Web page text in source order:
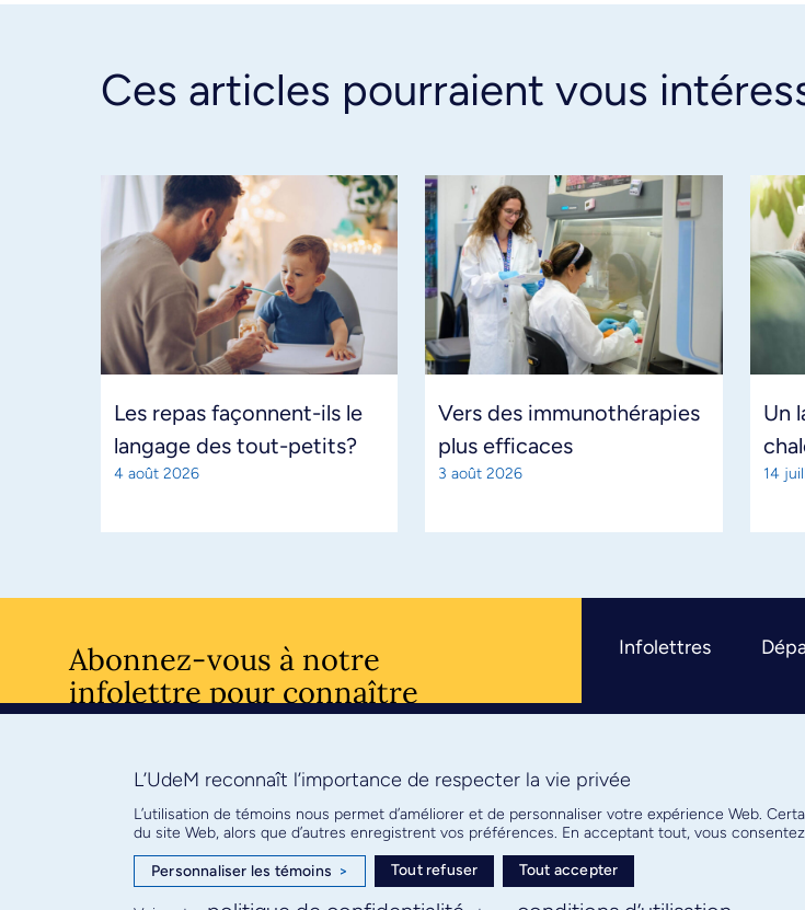
Ces articles pourraient vous
Les repas façonnent-ils le
langage des tout-petits?
4 août 2026
Vers des immunothérapies
plus efficaces
3 août 2026
Un
14
Abonnez-vous à notre
infolettre pour connaître
l’actualité facultaire
S'ABONNER
Infolettres
© Faculté de médecine - Université de Montréal
L’UdeM reconnaît l’importance de respecter la vie privée
L’utilisation de témoins nous permet d’améliorer et de personnaliser votre expérience Web.
du site Web, alors que d’autres enregistrent vos préférences. En acceptant tout, vous
Personnaliser les témoins > Tout refuser Tout accepter